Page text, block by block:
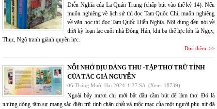
Diễn Nghĩa của La Quán Trung (chấp bút vào thế kỷ 14). Nếu
muốn nghiêng về lịch sử thì đọc Tam Quốc Chí, muốn nghiêng
về văn học thì đọc Tam Quốc Diễn Nghĩa. Nội dung đều nói về
thời kỳ loạn lạc cuối nhà Đông Hán, khi ba thế lực lớn là Ngụy,
Thục, Ngô tranh giành quyền lực.
Đọc thêm
NỖI NHỚ DỊU DÀNG THU -TẬP THƠ TRỮ TÌNH
CỦA TÁC GIẢ NGUYỄN
06 Tháng Mười Hai 2024 1:37 SA (Xem: 18739)
Ngoài bảy mươi chị mới bắt đầu cầm bút để làm thơ. Đó là
những dòng tâm sự mang sắc điệu trữ tình chân chất và mộc mạc của một người phụ nữ đã